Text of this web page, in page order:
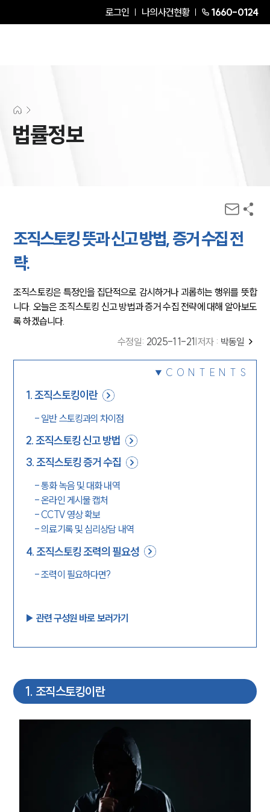
로그인 나의사건현황 1660-0124
법률정보
조직스토킹 뜻과 신고 방법, 증거 수집 전
략.
조직스토킹은 특정인을 집단적으로 감시하거나 괴롭히는 행위를 뜻합
니다. 오늘은 조직스토킹 신고 방법과 증거 수집 전략에 대해 알아보도
록 하겠습니다.
수정일: 2025-11-21 저자 : 박동일
CONTENTS
1.조직스토킹이란
- 일반 스토킹과의 차이점
2.조직스토킹 신고 방법
3.조직스토킹 증거 수집
-통화 녹음 및 대화 내역
-온라인 게시물 캡처
-CCTV 영상 확보
-의료기록 및 심리상담 내역
4.조직스토킹 조력의 필요성
-조력이 필요하다면?
▶︎ 관련 구성원 바로 보러가기
1. 조직스토킹이란